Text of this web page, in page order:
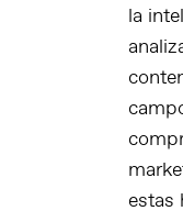
la
estas